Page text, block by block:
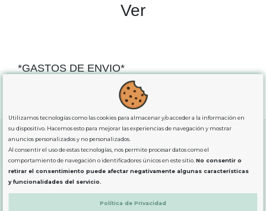
Ver
*GASTOS DE ENVIO*
para comprassuperiores a 80€
SOBRE NOSOTROS
LEGAL
Utilizamos tecnologías como las cookies para almacenar y/o acceder a la información en
su dispositivo. Hacemos esto para mejorar las experiencias de navegación y mostrar
anuncios personalizados y no personalizados.
Al consentir el uso de estas tecnologías, nos permite procesar datos como el
comportamiento de navegación o identificadores únicos en este sitio.No consentir o
retirar el consentimiento puede afectar negativamente algunas características
y funcionalidades del servicio.
Política de Privacidad